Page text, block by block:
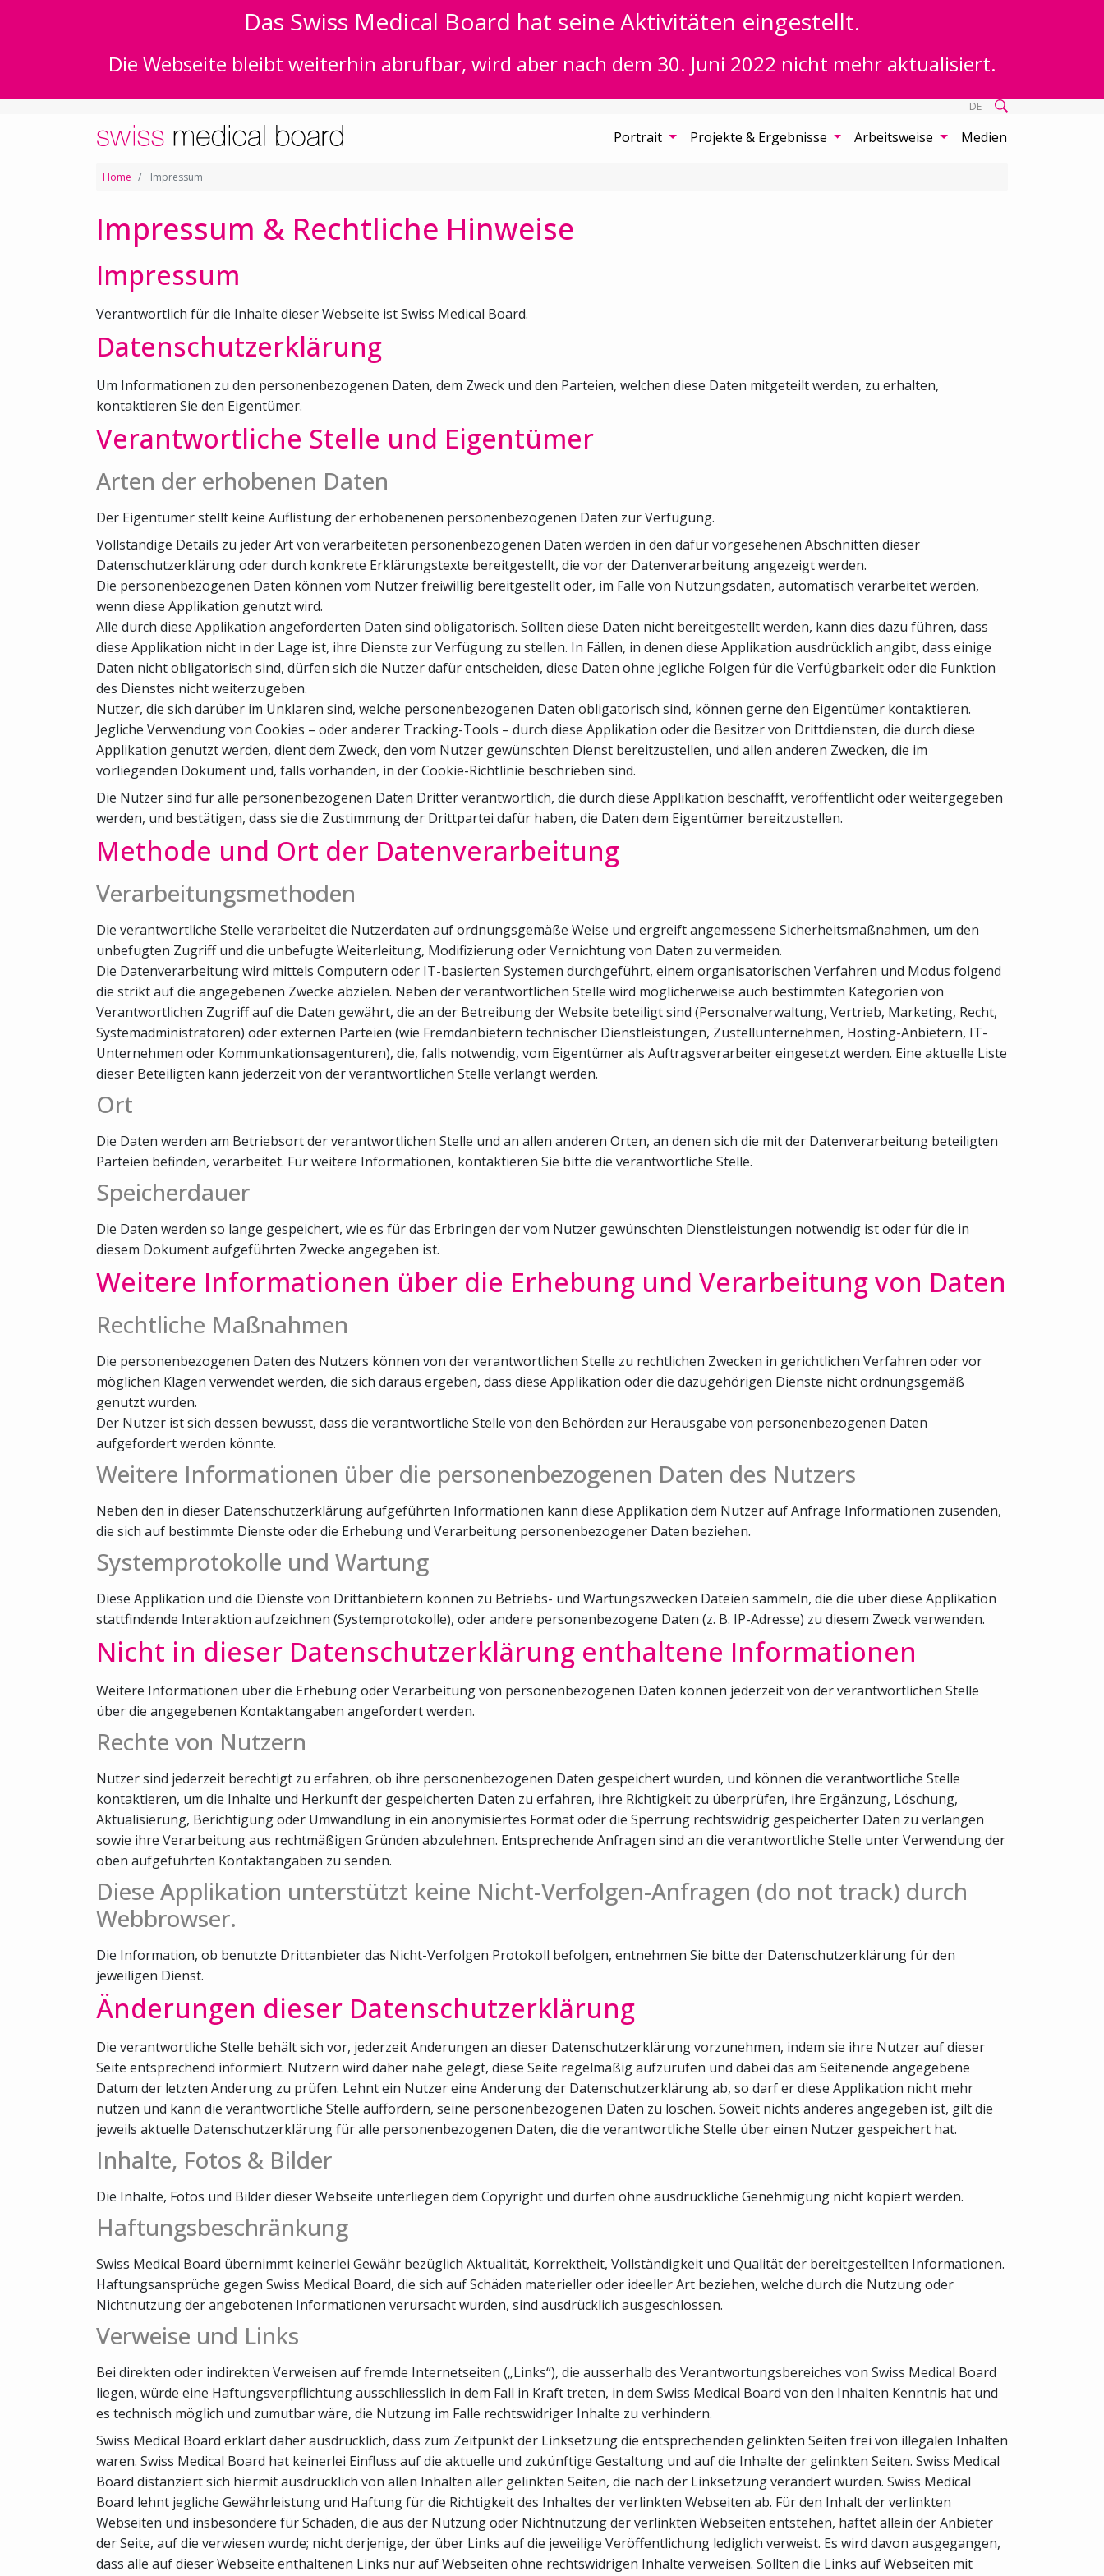
Das Swiss Medical Board hat seine Aktivitäten eingestellt.
Die Webseite bleibt weiterhin abrufbar, wird aber nach dem 30. Juni 2022 nicht mehr aktualisiert.
DE
Portrait Projekte & Ergebnisse Arbeitsweise Medien
Home Impressum
Impressum & Rechtliche Hinweise
Impressum
Verantwortlich für die Inhalte dieser Webseite ist Swiss Medical Board.
Datenschutzerklärung
Um Informationen zu den personenbezogenen Daten, dem Zweck und den Parteien, welchen diese Daten mitgeteilt werden, zu erhalten,
kontaktieren Sie den Eigentümer.
Verantwortliche Stelle und Eigentümer
Arten der erhobenen Daten
Der Eigentümer stellt keine Auflistung der erhobenenen personenbezogenen Daten zur Verfügung.
Vollständige Details zu jeder Art von verarbeiteten personenbezogenen Daten werden in den dafür vorgesehenen Abschnitten dieser
Datenschutzerklärung oder durch konkrete Erklärungstexte bereitgestellt, die vor der Datenverarbeitung angezeigt werden.
Die personenbezogenen Daten können vom Nutzer freiwillig bereitgestellt oder, im Falle von Nutzungsdaten, automatisch verarbeitet werden,
wenn diese Applikation genutzt wird.
Alle durch diese Applikation angeforderten Daten sind obligatorisch. Sollten diese Daten nicht bereitgestellt werden, kann dies dazu führen, dass
diese Applikation nicht in der Lage ist, ihre Dienste zur Verfügung zu stellen. In Fällen, in denen diese Applikation ausdrücklich angibt, dass einige
Daten nicht obligatorisch sind, dürfen sich die Nutzer dafür entscheiden, diese Daten ohne jegliche Folgen für die Verfügbarkeit oder die Funktion
des Dienstes nicht weiterzugeben.
Nutzer, die sich darüber im Unklaren sind, welche personenbezogenen Daten obligatorisch sind, können gerne den Eigentümer kontaktieren.
Jegliche Verwendung von Cookies – oder anderer Tracking-Tools – durch diese Applikation oder die Besitzer von Drittdiensten, die durch diese
Applikation genutzt werden, dient dem Zweck, den vom Nutzer gewünschten Dienst bereitzustellen, und allen anderen Zwecken, die im
vorliegenden Dokument und, falls vorhanden, in der Cookie-Richtlinie beschrieben sind.
Die Nutzer sind für alle personenbezogenen Daten Dritter verantwortlich, die durch diese Applikation beschafft, veröffentlicht oder weitergegeben
werden, und bestätigen, dass sie die Zustimmung der Drittpartei dafür haben, die Daten dem Eigentümer bereitzustellen.
Methode und Ort der Datenverarbeitung
Verarbeitungsmethoden
Die verantwortliche Stelle verarbeitet die Nutzerdaten auf ordnungsgemäße Weise und ergreift angemessene Sicherheitsmaßnahmen, um den
unbefugten Zugriff und die unbefugte Weiterleitung, Modifizierung oder Vernichtung von Daten zu vermeiden.
Die Datenverarbeitung wird mittels Computern oder IT-basierten Systemen durchgeführt, einem organisatorischen Verfahren und Modus folgend
die strikt auf die angegebenen Zwecke abzielen. Neben der verantwortlichen Stelle wird möglicherweise auch bestimmten Kategorien von
Verantwortlichen Zugriff auf die Daten gewährt, die an der Betreibung der Website beteiligt sind (Personalverwaltung, Vertrieb, Marketing, Recht,
Systemadministratoren) oder externen Parteien (wie Fremdanbietern technischer Dienstleistungen, Zustellunternehmen, Hosting-Anbietern, IT-
Unternehmen oder Kommunkationsagenturen), die, falls notwendig, vom Eigentümer als Auftragsverarbeiter eingesetzt werden. Eine aktuelle Liste
dieser Beteiligten kann jederzeit von der verantwortlichen Stelle verlangt werden.
Ort
Die Daten werden am Betriebsort der verantwortlichen Stelle und an allen anderen Orten, an denen sich die mit der Datenverarbeitung beteiligten
Parteien befinden, verarbeitet. Für weitere Informationen, kontaktieren Sie bitte die verantwortliche Stelle.
Speicherdauer
Die Daten werden so lange gespeichert, wie es für das Erbringen der vom Nutzer gewünschten Dienstleistungen notwendig ist oder für die in
diesem Dokument aufgeführten Zwecke angegeben ist.
Weitere Informationen über die Erhebung und Verarbeitung von Daten
Rechtliche Maßnahmen
Die personenbezogenen Daten des Nutzers können von der verantwortlichen Stelle zu rechtlichen Zwecken in gerichtlichen Verfahren oder vor
möglichen Klagen verwendet werden, die sich daraus ergeben, dass diese Applikation oder die dazugehörigen Dienste nicht ordnungsgemäß
genutzt wurden.
Der Nutzer ist sich dessen bewusst, dass die verantwortliche Stelle von den Behörden zur Herausgabe von personenbezogenen Daten
aufgefordert werden könnte.
Weitere Informationen über die personenbezogenen Daten des Nutzers
Neben den in dieser Datenschutzerklärung aufgeführten Informationen kann diese Applikation dem Nutzer auf Anfrage Informationen zusenden,
die sich auf bestimmte Dienste oder die Erhebung und Verarbeitung personenbezogener Daten beziehen.
Systemprotokolle und Wartung
Diese Applikation und die Dienste von Drittanbietern können zu Betriebs- und Wartungszwecken Dateien sammeln, die die über diese Applikation
stattfindende Interaktion aufzeichnen (Systemprotokolle), oder andere personenbezogene Daten (z. B. IP-Adresse) zu diesem Zweck verwenden.
Nicht in dieser Datenschutzerklärung enthaltene Informationen
Weitere Informationen über die Erhebung oder Verarbeitung von personenbezogenen Daten können jederzeit von der verantwortlichen Stelle
über die angegebenen Kontaktangaben angefordert werden.
Rechte von Nutzern
Nutzer sind jederzeit berechtigt zu erfahren, ob ihre personenbezogenen Daten gespeichert wurden, und können die verantwortliche Stelle
kontaktieren, um die Inhalte und Herkunft der gespeicherten Daten zu erfahren, ihre Richtigkeit zu überprüfen, ihre Ergänzung, Löschung,
Aktualisierung, Berichtigung oder Umwandlung in ein anonymisiertes Format oder die Sperrung rechtswidrig gespeicherter Daten zu verlangen
sowie ihre Verarbeitung aus rechtmäßigen Gründen abzulehnen. Entsprechende Anfragen sind an die verantwortliche Stelle unter Verwendung der
oben aufgeführten Kontaktangaben zu senden.
Diese Applikation unterstützt keine Nicht-Verfolgen-Anfragen (do not track) durch
Webbrowser.
Die Information, ob benutzte Drittanbieter das Nicht-Verfolgen Protokoll befolgen, entnehmen Sie bitte der Datenschutzerklärung für den
jeweiligen Dienst.
Änderungen dieser Datenschutzerklärung
Die verantwortliche Stelle behält sich vor, jederzeit Änderungen an dieser Datenschutzerklärung vorzunehmen, indem sie ihre Nutzer auf dieser
Seite entsprechend informiert. Nutzern wird daher nahe gelegt, diese Seite regelmäßig aufzurufen und dabei das am Seitenende angegebene
Datum der letzten Änderung zu prüfen. Lehnt ein Nutzer eine Änderung der Datenschutzerklärung ab, so darf er diese Applikation nicht mehr
nutzen und kann die verantwortliche Stelle auffordern, seine personenbezogenen Daten zu löschen. Soweit nichts anderes angegeben ist, gilt die
jeweils aktuelle Datenschutzerklärung für alle personenbezogenen Daten, die die verantwortliche Stelle über einen Nutzer gespeichert hat.
Inhalte, Fotos & Bilder
Die Inhalte, Fotos und Bilder dieser Webseite unterliegen dem Copyright und dürfen ohne ausdrückliche Genehmigung nicht kopiert werden.
Haftungsbeschränkung
Swiss Medical Board übernimmt keinerlei Gewähr bezüglich Aktualität, Korrektheit, Vollständigkeit und Qualität der bereitgestellten Informationen.
Haftungsansprüche gegen Swiss Medical Board, die sich auf Schäden materieller oder ideeller Art beziehen, welche durch die Nutzung oder
Nichtnutzung der angebotenen Informationen verursacht wurden, sind ausdrücklich ausgeschlossen.
Verweise und Links
Bei direkten oder indirekten Verweisen auf fremde Internetseiten („Links“), die ausserhalb des Verantwortungsbereiches von Swiss Medical Board
liegen, würde eine Haftungsverpflichtung ausschliesslich in dem Fall in Kraft treten, in dem Swiss Medical Board von den Inhalten Kenntnis hat und
es technisch möglich und zumutbar wäre, die Nutzung im Falle rechtswidriger Inhalte zu verhindern.
Swiss Medical Board erklärt daher ausdrücklich, dass zum Zeitpunkt der Linksetzung die entsprechenden gelinkten Seiten frei von illegalen Inhalten
waren. Swiss Medical Board hat keinerlei Einfluss auf die aktuelle und zukünftige Gestaltung und auf die Inhalte der gelinkten Seiten. Swiss Medical
Board distanziert sich hiermit ausdrücklich von allen Inhalten aller gelinkten Seiten, die nach der Linksetzung verändert wurden. Swiss Medical
Board lehnt jegliche Gewährleistung und Haftung für die Richtigkeit des Inhaltes der verlinkten Webseiten ab. Für den Inhalt der verlinkten
Webseiten und insbesondere für Schäden, die aus der Nutzung oder Nichtnutzung der verlinkten Webseiten entstehen, haftet allein der Anbieter
der Seite, auf die verwiesen wurde; nicht derjenige, der über Links auf die jeweilige Veröffentlichung lediglich verweist. Es wird davon ausgegangen,
dass alle auf dieser Webseite enthaltenen Links nur auf Webseiten ohne rechtswidrigen Inhalte verweisen. Sollten die Links auf Webseiten mit